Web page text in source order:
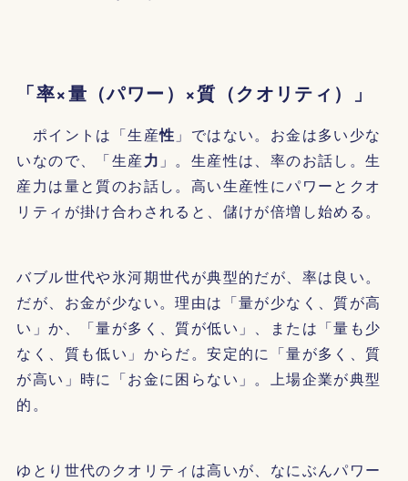
「率×量（パワー）×質（クオリティ）」
ポイントは「生産性 」ではない。お金は多い少な
いなので、「生産力 」。生産性は、率のお話し。生
産力は量と質のお話し。高い生産性にパワーとクオ
リティが掛け合わされると、儲けが倍増し始める。
バブル世代や氷河期世代が典型的だが、率は良い。
だが、お金が少ない。理由は「量が少なく、質が高
い」か、「量が多く、質が低い」、または「量も少
なく、質も低い」からだ。安定的に「量が多く、質
が高い」時に「お金に困らない」。上場企業が典型
的。
ゆとり世代のクオリティは高いが、なにぶんパワー